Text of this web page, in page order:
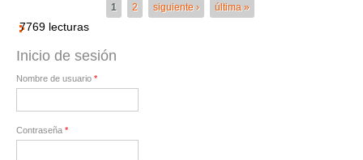
1 2 siguiente › última »
7769 lecturas
Inicio de sesión
Nombre de usuario *
Contraseña *